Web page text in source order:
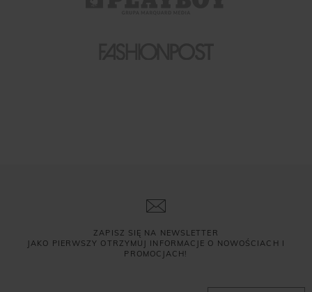
ZAPISZ SIĘ NA NEWSLETTER
JAKO PIERWSZY OTRZYMUJ INFORMACJE O NOWOŚCIACH I
PROMOCJACH!